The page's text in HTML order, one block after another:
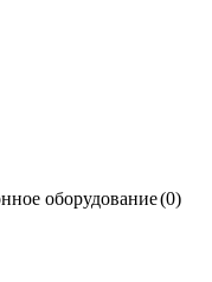
оборудование(0)